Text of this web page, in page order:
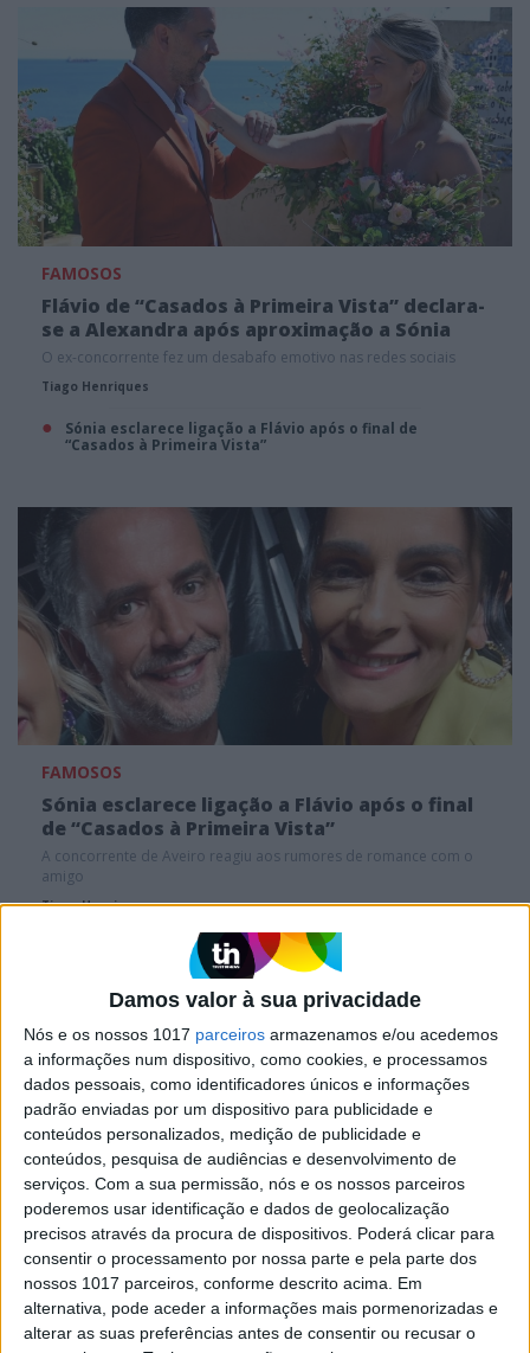
Damos valor à sua privacidade
Nós e os nossos 1017 parceiros armazenamos e/ou acedemos
a informações num dispositivo, como cookies, e processamos
dados pessoais, como identificadores únicos e informações
padrão enviadas por um dispositivo para publicidade e
conteúdos personalizados, medição de publicidade e
conteúdos, pesquisa de audiências e desenvolvimento de
serviços. Com a sua permissão, nós e os nossos parceiros
poderemos usar identificação e dados de geolocalização
precisos através da procura de dispositivos. Poderá clicar para
consentir o processamento por nossa parte e pela parte dos
nossos 1017 parceiros, conforme descrito acima. Em
alternativa, pode aceder a informações mais pormenorizadas e
alterar as suas preferências antes de consentir ou recusar o
FAMOSOS
Flávio de “Casados à Primeira Vista” declara-
se a Alexandra após aproximação a Sónia
O ex-concorrente fez um desabafo emotivo nas redes sociais
Tiago Henriques
Sónia esclarece ligação a Flávio após o final de
“Casados à Primeira Vista”
FAMOSOS
Sónia esclarece ligação a Flávio após o final
de “Casados à Primeira Vista”
A concorrente de Aveiro reagiu aos rumores de romance com o
amigo
Tiago Henriques
Flávio e Alexandra dão primeira entrevista juntos
depois de "Casados à Primeira Vista"
TELEVISÃO
As broncas que marcaram a quarta edição